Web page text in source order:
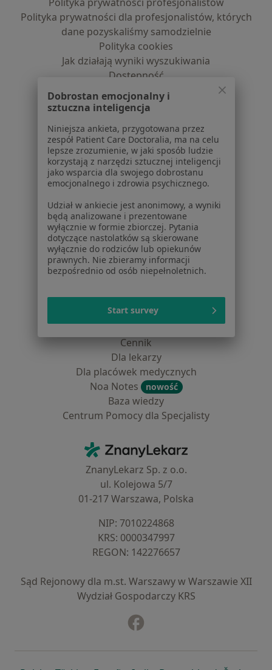
Polityka prywatności dla profesjonalistów, których
dane pozyskaliśmy samodzielnie
Polityka cookies
Jak działają wyniki wyszukiwania
Dostępność
O nas
Praca Rekrutujemy!
Centrum prasowe
Kontakt
Dla pacjentów
Placówki medyczne
Pytania i odpowiedzi
Usługi i zabiegi
Choroby
Pomoc
Blog dla pacjentów
Dla profesjonalistów
Cennik
Dla lekarzy
Dla placówek medycznych
Noa Notes
nowość
Baza wiedzy
Centrum Pomocy dla Specjalisty
ZnanyLekarz - Strona główna
ZnanyLekarz Sp. z o.o.
ul. Kolejowa 5/7
01-217 Warszawa, Polska
NIP: ⁠7010224868
KRS: ⁠0000347997
REGON: ⁠142276657
Sąd Rejonowy dla m.st. Warszawy w Warszawie XII
Wydział Gospodarczy KRS
Dobrostan emocjonalny i
sztuczna inteligencja
Niniejsza ankieta, przygotowana przez
zespół Patient Care Doctoralia, ma na celu
lepsze zrozumienie, w jaki sposób ludzie
korzystają z narzędzi sztucznej inteligencji
jako wsparcia dla swojego dobrostanu
emocjonalnego i zdrowia psychicznego.
Udział w ankiecie jest anonimowy, a wyniki
będą analizowane i prezentowane
wyłącznie w formie zbiorczej. Pytania
dotyczące nastolatków są skierowane
wyłącznie do rodziców lub opiekunów
prawnych. Nie zbieramy informacji
bezpośrednio od osób niepełnoletnich.
Start survey